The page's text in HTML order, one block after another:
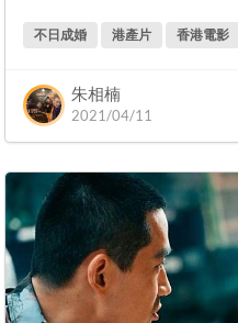
不日成婚 港產片 香港電影
朱相楠
2021/04/11